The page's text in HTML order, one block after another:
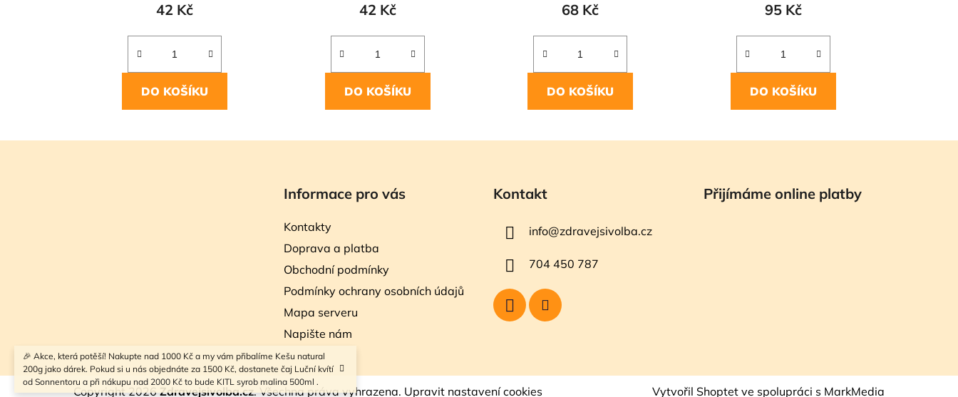
🎉 Akce, která potěší! Nakupte nad 1000 Kč a my vám přibalíme Kešu natural
200g jako dárek. Pokud si u nás objednáte za 1500 Kč, dostanete čaj Luční kvítí
od Sonnentoru a při nákupu nad 2000 Kč to bude KITL syrob malina 500ml .
42 Kč
DO KOŠÍKU
42 Kč
DO KOŠÍKU
68 Kč
DO KOŠÍKU
95 Kč
DO KOŠÍKU
Informace pro vás
Kontakty
Doprava a platba
Obchodní podmínky
Podmínky ochrany osobních údajů
Mapa serveru
Napište nám
Kontakt
info@zdravejsivolba.cz
704 450 787
Přijímáme online platby
Vytvořil Shoptet ve spolupráci s MarkMedia
Copyright 2026Zdravejsivolba.cz. Všechna práva vyhrazena. Upravit nastavení cookies